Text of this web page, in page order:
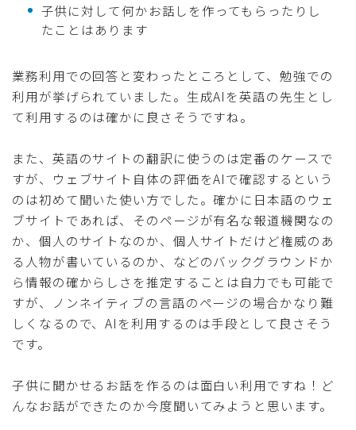
子供に対して何かお話しを作ってもらったりし
たことはあります
業務利用での回答と変わったところとして、勉強での
利用が挙げられていました。生成AIを英語の先生とし
て利用するのは確かに良さそうですね。
また、英語のサイトの翻訳に使うのは定番のケースで
すが、ウェブサイト自体の評価をAIで確認するという
のは初めて聞いた使い方でした。確かに日本語のウェ
ブサイトであれば、そのページが有名な報道機関なの
か、個人のサイトなのか、個人サイトだけど権威のあ
る人物が書いているのか、などのバックグラウンドか
ら情報の確からしさを推定することは自力でも可能で
すが、ノンネイティブの言語のページの場合かなり難
しくなるので、AIを利用するのは手段として良さそう
です。
子供に聞かせるお話を作るのは面白い利用ですね！ど
んなお話ができたのか今度聞いてみようと思います。